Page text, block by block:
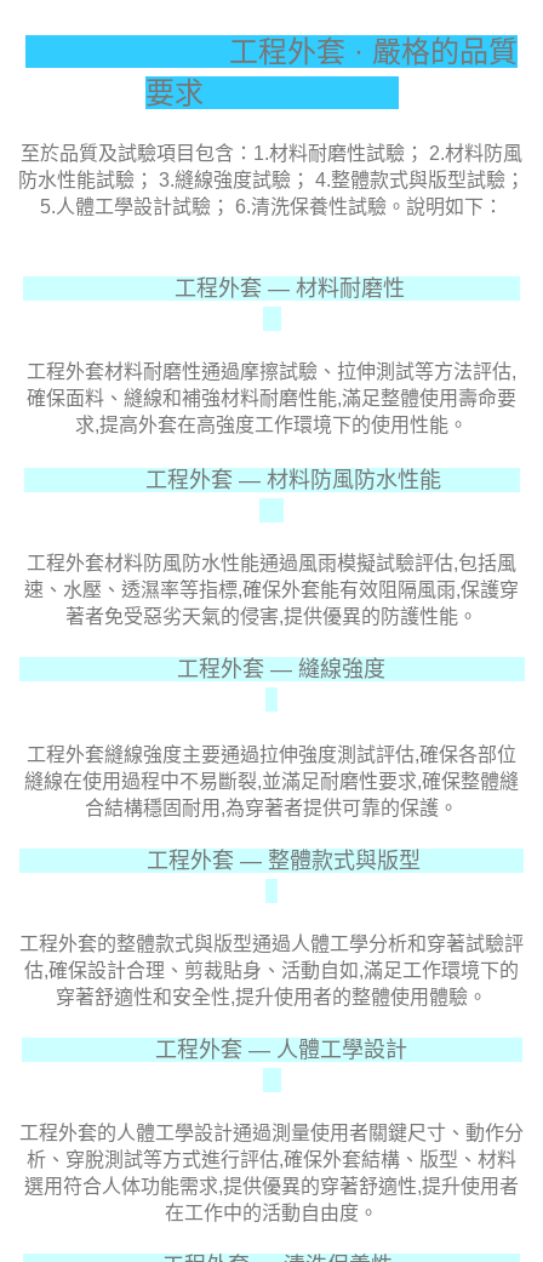
工程外套 · 嚴格的品質
要求
至於品質及試驗項目包含：1.材料耐磨性試驗 ； 2.材料防風
防水性能試驗 ； 3.縫線強度試驗 ； 4.整體款式與版型試驗 ；
5.人體工學設計試驗 ； 6.清洗保養性試驗 。說明如下：
工程外套 — 材料耐磨性
工程外套材料耐磨性通過摩擦試驗、拉伸測試等方法評估,
確保面料、縫線和補強材料耐磨性能,滿足整體使用壽命要
求,提高外套在高強度工作環境下的使用性能。
工程外套 — 材料防風防水性能
工程外套材料防風防水性能通過風雨模擬試驗評估,包括風
速、水壓、透濕率等指標,確保外套能有效阻隔風雨,保護穿
著者免受惡劣天氣的侵害,提供優異的防護性能。
工程外套 — 縫線強度
工程外套縫線強度主要通過拉伸強度測試評估,確保各部位
縫線在使用過程中不易斷裂,並滿足耐磨性要求,確保整體縫
合結構穩固耐用,為穿著者提供可靠的保護。
工程外套 — 整體款式與版型
工程外套的整體款式與版型通過人體工學分析和穿著試驗評
估,確保設計合理、剪裁貼身、活動自如,滿足工作環境下的
穿著舒適性和安全性,提升使用者的整體使用體驗。
工程外套 — 人體工學設計
工程外套的人體工學設計通過測量使用者關鍵尺寸、動作分
析、穿脫測試等方式進行評估,確保外套結構、版型、材料
選用符合人体功能需求,提供優異的穿著舒適性,提升使用者
在工作中的活動自由度。